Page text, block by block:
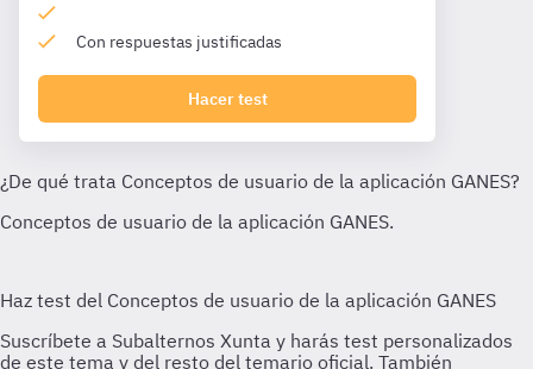
Con respuestas justificadas
Hacer test